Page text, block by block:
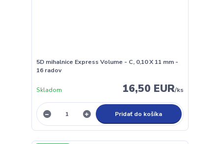
5D mihalnice Express Volume - C, 0,10 X 11 mm -
16 radov
16,50 EUR/ks
Skladom
Pridať do košíka